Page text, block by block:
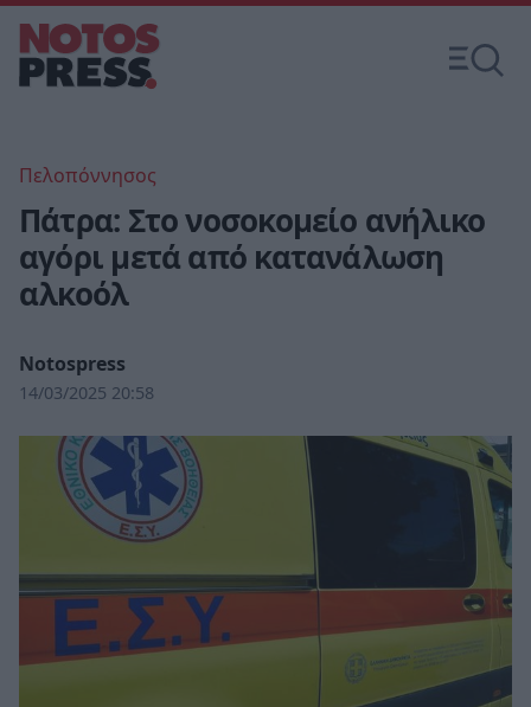
Πελοπόννησος
Πάτρα: Στο νοσοκομείο ανήλικο
αγόρι μετά από κατανάλωση
αλκοόλ
Notospress
14/03/2025 20:58